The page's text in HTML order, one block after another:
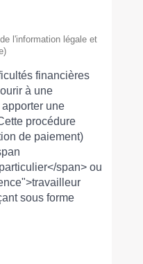
l'information légale et
financières
à une
une
procédure
de paiement)
span> ou
sous forme